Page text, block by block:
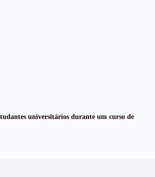
universitários durante um curso de